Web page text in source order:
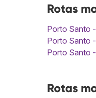
Rotas
Porto Santo
Porto Santo
Porto Santo
Rotas